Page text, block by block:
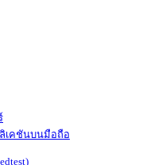
เคชันบนมือถือ